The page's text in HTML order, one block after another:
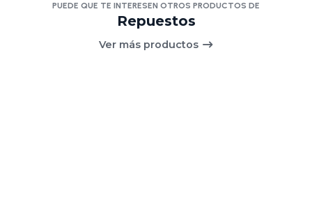
PUEDE QUE TE INTERESEN OTROS PRODUCTOS DE
Repuestos
Ver más productos